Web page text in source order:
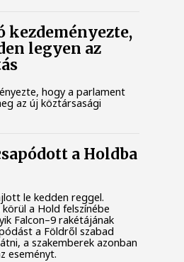
kezdeményezte,
legyen az
hogy a parlament
az új köztársasági
a Holdba
le kedden reggel.
a Hold felszínébe
Falcon–9 rakétájának
a Földről szabad
a szakemberek azonban
eseményt.